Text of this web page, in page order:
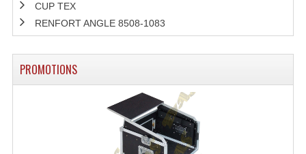
Micro Sans Fil HF VHF 200MHZ
Micros De Studio
Microphones De Surface
Multi-Effets, Reverbes Etc...
CUP TEX
RENFORT ANGLE 8508-1083
PROMOTIONS